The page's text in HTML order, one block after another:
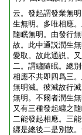
云。發起謂發業無
生無明。多唯相應
隨眠無明。由發行
故。此中通説潤生
愛取。故此通説。
二。謂纒隨眠。總
相應不共即四爲三
無明滅。彼滅故行
無明。不爾者潤生
又有三種發起纒之
二能發起相應。三
纒是總後二是別故